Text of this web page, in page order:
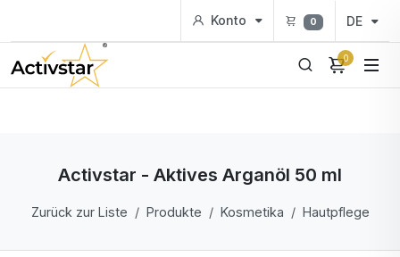
Konto 0 DE
0
Activstar - Aktives Arganöl 50 ml
Zurück zur Liste Produkte Kosmetika Hautpflege